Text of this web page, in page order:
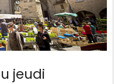
jeudi